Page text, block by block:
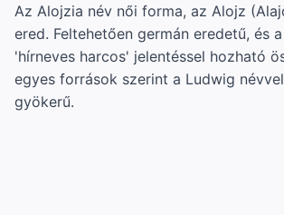
Az Alojzia név női forma, az Alojz
ered. Feltehetően germán eredetű, és
'hírneves harcos' jelentéssel hozható
egyes források szerint a Ludwig
gyökerű.